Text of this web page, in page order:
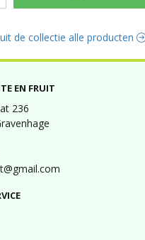
de collectie alle producten
EN FRUIT
236